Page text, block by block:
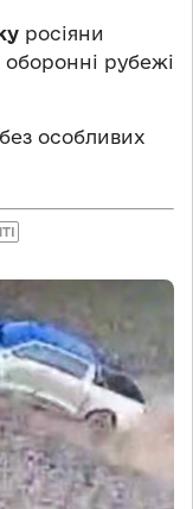
росіяни
оборонні рубежі
особливих